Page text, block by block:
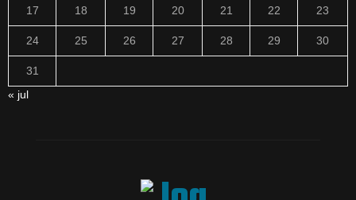
17 18 19 20 21 22 23
24 25 26 27 28 29 30
31
« jul